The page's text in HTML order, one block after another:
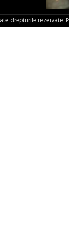
drepturile rezervate.